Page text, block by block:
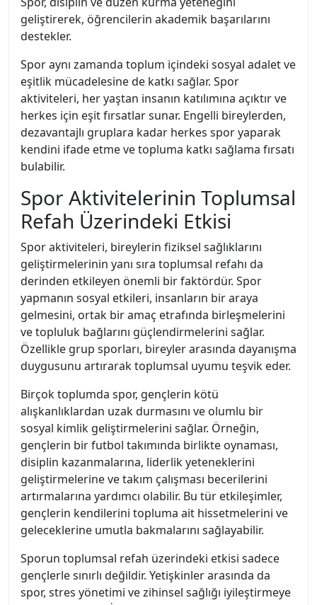
geliştirerek, öğrencilerin akademik başarılarını
destekler.
Spor aynı zamanda toplum içindeki sosyal adalet ve
eşitlik mücadelesine de katkı sağlar. Spor
aktiviteleri, her yaştan insanın katılımına açıktır ve
herkes için eşit fırsatlar sunar. Engelli bireylerden,
dezavantajlı gruplara kadar herkes spor yaparak
kendini ifade etme ve topluma katkı sağlama fırsatı
bulabilir.
Spor Aktivitelerinin Toplumsal
Refah Üzerindeki Etkisi
Spor aktiviteleri, bireylerin fiziksel sağlıklarını
geliştirmelerinin yanı sıra toplumsal refahı da
derinden etkileyen önemli bir faktördür. Spor
yapmanın sosyal etkileri, insanların bir araya
gelmesini, ortak bir amaç etrafında birleşmelerini
ve topluluk bağlarını güçlendirmelerini sağlar.
Özellikle grup sporları, bireyler arasında dayanışma
duygusunu artırarak toplumsal uyumu teşvik eder.
Birçok toplumda spor, gençlerin kötü
alışkanlıklardan uzak durmasını ve olumlu bir
sosyal kimlik geliştirmelerini sağlar. Örneğin,
gençlerin bir futbol takımında birlikte oynaması,
disiplin kazanmalarına, liderlik yeteneklerini
geliştirmelerine ve takım çalışması becerilerini
artırmalarına yardımcı olabilir. Bu tür etkileşimler,
gençlerin kendilerini topluma ait hissetmelerini ve
geleceklerine umutla bakmalarını sağlayabilir.
Sporun toplumsal refah üzerindeki etkisi sadece
gençlerle sınırlı değildir. Yetişkinler arasında da
spor, stres yönetimi ve zihinsel sağlığı iyileştirmeye